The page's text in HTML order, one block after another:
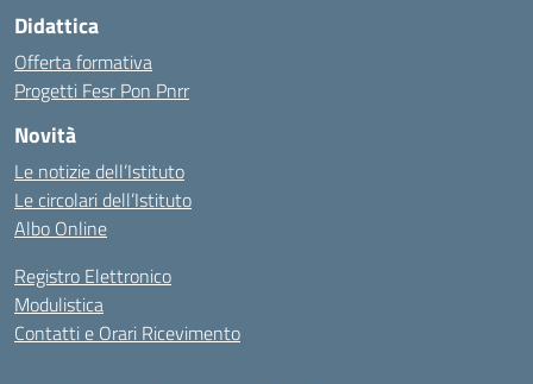
Didattica
Offerta formativa
Progetti Fesr Pon Pnrr
Novità
Le notizie dell’Istituto
Le circolari dell’Istituto
Albo Online
Registro Elettronico
Modulistica
Contatti e Orari Ricevimento